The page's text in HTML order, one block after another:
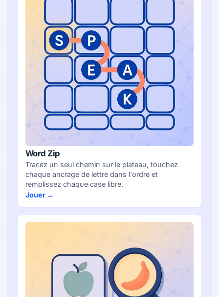
Word Zip
Tracez un seul chemin sur le plateau, touchez
chaque ancrage de lettre dans l'ordre et
remplissez chaque case libre.
Jouer →